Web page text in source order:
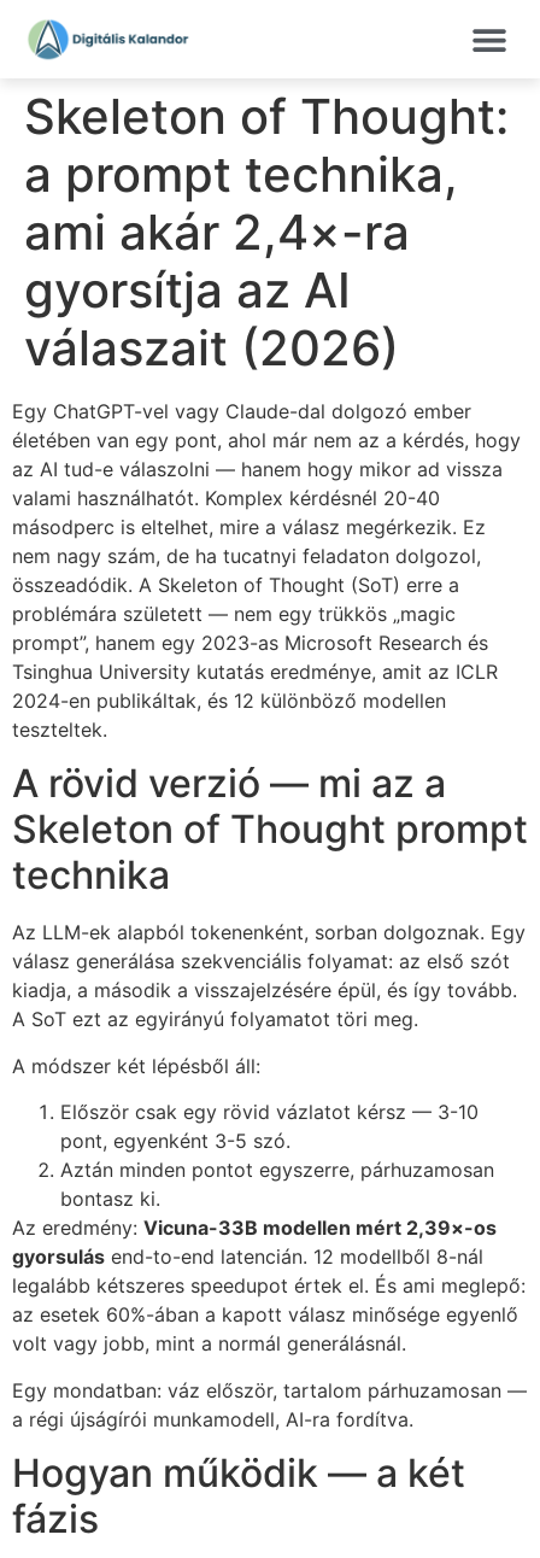
Skeleton of Thought:
a prompt technika,
ami akár 2,4×-ra
gyorsítja az AI
válaszait (2026)
Egy ChatGPT-vel vagy Claude-dal dolgozó ember
életében van egy pont, ahol már nem az a kérdés, hogy
az AI tud-e válaszolni — hanem hogy mikor ad vissza
valami használhatót. Komplex kérdésnél 20-40
másodperc is eltelhet, mire a válasz megérkezik. Ez
nem nagy szám, de ha tucatnyi feladaton dolgozol,
összeadódik. A Skeleton of Thought (SoT) erre a
problémára született — nem egy trükkös „magic
prompt”, hanem egy 2023-as Microsoft Research és
Tsinghua University kutatás eredménye, amit az ICLR
2024-en publikáltak, és 12 különböző modellen
teszteltek.
A rövid verzió — mi az a
Skeleton of Thought prompt
technika
Az LLM-ek alapból tokenenként, sorban dolgoznak. Egy
válasz generálása szekvenciális folyamat: az első szót
kiadja, a második a visszajelzésére épül, és így tovább.
A SoT ezt az egyirányú folyamatot töri meg.
A módszer két lépésből áll:
Először csak egy rövid vázlatot kérsz — 3-10
pont, egyenként 3-5 szó.
Aztán minden pontot egyszerre, párhuzamosan
bontasz ki.
Az eredmény: Vicuna-33B modellen mért 2,39×-os
gyorsulás end-to-end latencián. 12 modellből 8-nál
legalább kétszeres speedupot értek el. És ami meglepő:
az esetek 60%-ában a kapott válasz minősége egyenlő
volt vagy jobb, mint a normál generálásnál.
Egy mondatban: váz először, tartalom párhuzamosan —
a régi újságírói munkamodell, AI-ra fordítva.
Hogyan működik — a két
fázis